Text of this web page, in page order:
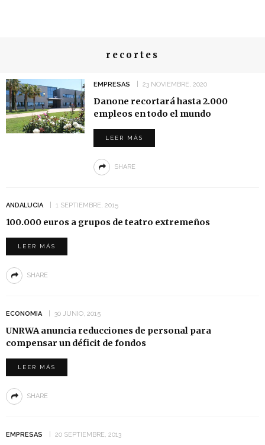
recortes
EMPRESAS 23 NOVIEMBRE, 2020
Danone recortará hasta 2.000
empleos en todo el mundo
LEER MÁS
SHARE
ANDALUCIA 1 SEPTIEMBRE, 2015
100.000 euros a grupos de teatro extremeños
LEER MÁS
SHARE
ECONOMIA 30 JUNIO, 2015
UNRWA anuncia reducciones de personal para
compensar un déficit de fondos
LEER MÁS
SHARE
EMPRESAS 20 SEPTIEMBRE, 2013